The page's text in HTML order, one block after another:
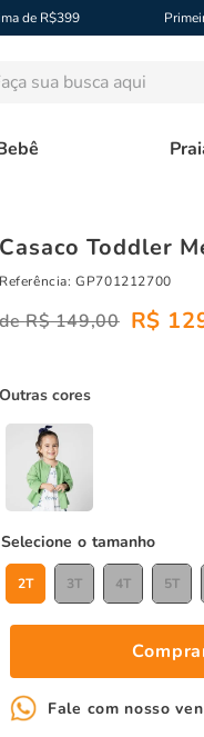
de R$399
sua busca aqui
Casaco Toddler
Referência:GP701212700
R$ 149,00 R$
Outras cores
tamanho
2T 3T 4T 5T
Fale com nosso